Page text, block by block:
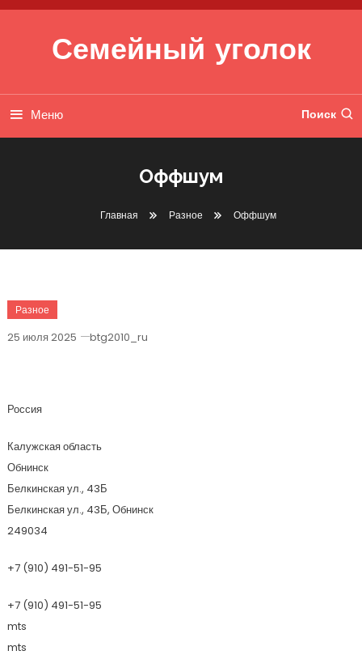
Перейти к содержимому
Семейный уголок
Меню Поиск
Оффшум
Главная Разное Оффшум
Разное
25 июля 2025 btg2010_ru
Россия
Калужская область
Обнинск
Белкинская ул., 43Б
Белкинская ул., 43Б, Обнинск
249034
+7 (910) 491-51-95
+7 (910) 491-51-95
mts
mts